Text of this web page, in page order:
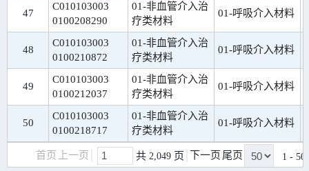
47
C010103003
0100208290
01-非血管介入治
疗类材料
01-呼吸介入材料
48
C010103003
0100210872
01-非血管介入治
疗类材料
01-呼吸介入材料
49
C010103003
0100212037
01-非血管介入治
疗类材料
01-呼吸介入材料
50
C010103003
0100218717
01-非血管介入治
疗类材料
01-呼吸介入材料
首页 上一页 共 2,049 页 下一页 尾页 1 -